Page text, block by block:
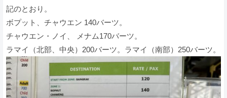
記のとおり。
ボプット、チャウエン 140バーツ。
チャウエン・ノイ、 メナム170バーツ。
ラマイ（北部、中央）200バーツ。ラマイ（南部）250バーツ。